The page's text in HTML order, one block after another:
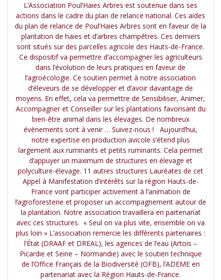
L’Association Poul’Haies Arbres est soutenue dans ses
actions dans le cadre du plan de relance national. Ces aides
du plan de relance de Poul’Haies Arbres sont en faveur de la
plantation de haies et d’arbres champêtres. Ces derniers
sont situés sur des parcelles agricole des Hauts-de-France.
Ce dispositif va permettre d’accompagner les agriculteurs
dans l’évolution de leurs pratiques en faveur de
l’agroécologie. Ce soutien permet à notre association
d’éleveurs de se développer et d’avoir davantage de
moyens. En effet, cela va permettre de Sensibiliser, Animer,
Accompagner et Conseiller sur les plantations favorisant du
bien-être animal dans les élevages. De nombreux
évènements sont à venir … Suivez-nous ! Aujourd’hui,
notre expertise en production avicole s’étend plus
largement aux ruminants et petits ruminants. Cela permet
d’appuyer un maximum de structures en élevage et
polyculture-élevage. 11 autres structures Lauréates de cet
Appel à Manifestation d’intérêts sur la région Hauts-de-
France vont participer activement à l’animation de
l’agroforesterie et proposer un accompagnement autour de
la plantation. Notre association travaillera en partenariat
avec ces structures. « Seul on va plus vite, ensemble on va
plus loin » L’association remercie les différents partenaires :
l’État (DRAAF et DREAL), les agences de l’eau (Artois –
Picardie et Seine – Normandie) avec le soutien technique
de l’Office Français de la Biodiversité (OFB), l’ADEME en
partenariat avec la Région Hauts-de-France.